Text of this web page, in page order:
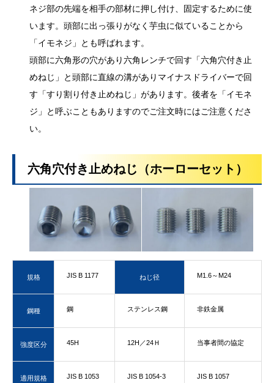
ネジ部の先端を相手の部材に押し付け、固定するために使
います。頭部に出っ張りがなく芋虫に似ていることから
「イモネジ」とも呼ばれます。
頭部に六角形の穴があり六角レンチで回す「六角穴付き止
めねじ」と頭部に直線の溝がありマイナスドライバーで回
す「すり割り付き止めねじ」があります。後者を「イモネ
ジ」と呼ぶこともありますのでご注文時にはご注意くださ
い。
六角穴付き止めねじ（ホーローセット）
規格 JIS B 1177 ねじ径 M1.6～M24
鋼種 鋼 ステンレス鋼 非鉄金属
強度区分 45H 12H／24Ｈ 当事者間の協定
適用規格 JIS B 1053 JIS B 1054-3 JIS B 1057